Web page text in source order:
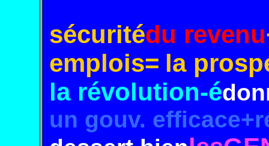
sécuritédu revenu
emplois= la
la révolution-é
un gouv.